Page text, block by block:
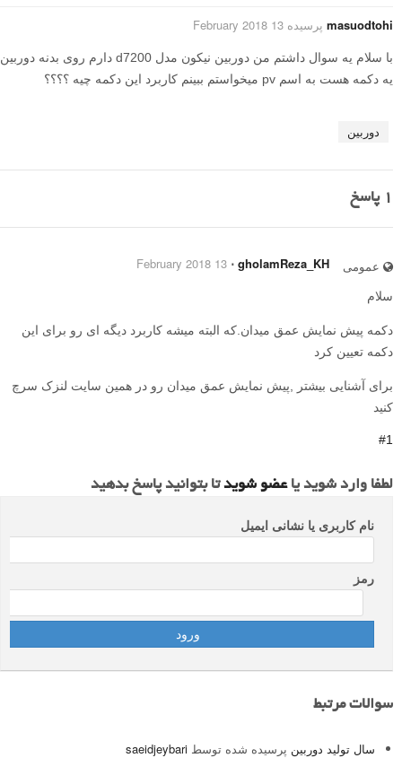
masuodtohi پرسیده 13 February 2018
با سلام یه سوال داشتم من دوربین نیکون مدل d7200 دارم روی بدنه دوربین
یه دکمه هست به اسم pv میخواستم ببینم کاربرد این دکمه چیه ؟؟؟؟
دوربین
1 پاسخ
عمومی gholamReza_KH
⋅
13 February 2018
سلام
دکمه پیش نمایش عمق میدان.که البته میشه کاربرد دیگه ای رو برای این
دکمه تعیین کرد
برای آشنایی بیشتر ,پیش نمایش عمق میدان رو در همین سایت لنزک سرچ
کنید
#1
لطفا وارد شوید یاعضو شویدتا بتوانید پاسخ بدهید
نام کاربری یا نشانی ایمیل
رمز
سوالات مرتبط
سال تولید دوربین پرسیده شده توسط saeidjeybari